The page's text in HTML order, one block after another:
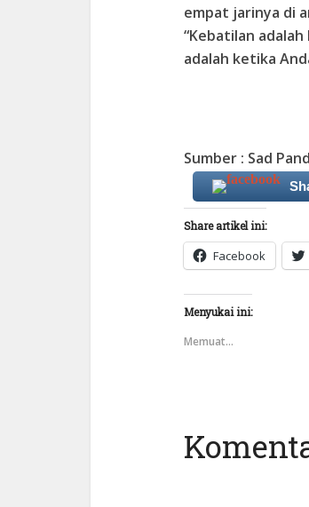
empat jarinya di
“Kebatilan
adalah ketika
Sumber : Sad
Share artikel ini:
Facebook
Menyukai ini:
Memuat...